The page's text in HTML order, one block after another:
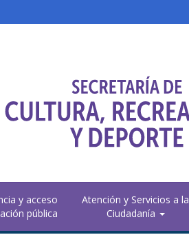
y acceso
pública
Atención y Servicios a la
Ciudadanía